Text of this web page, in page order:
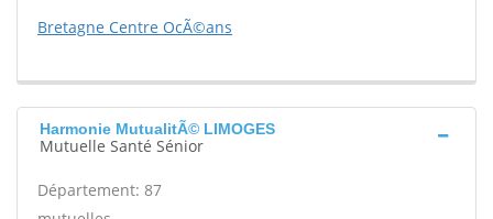
Bretagne Centre OcÃ©ans
Harmonie MutualitÃ© LIMOGES
Mutuelle Santé Sénior
Département: 87